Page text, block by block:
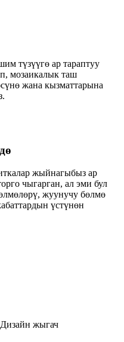
түзүүгө ар тараптуу
мозаикалык таш
жана кызматтарына
жыйнагыбыз ар
чыгарган, ал эми бул
жуунучу бөлмө
үстүнөн